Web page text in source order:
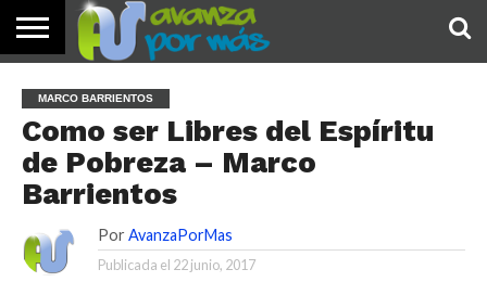
PALABRA
DE HOY
DEVOCIONALES
NOTICIAS
TESTIMONIOS
ORACIONES
SOBRE
NOSOTROS
IMÁGENES
MARCO BARRIENTOS
Como ser Libres del Espíritu
de Pobreza – Marco
Barrientos
Por AvanzaPorMas
Publicada el 22 junio, 2017